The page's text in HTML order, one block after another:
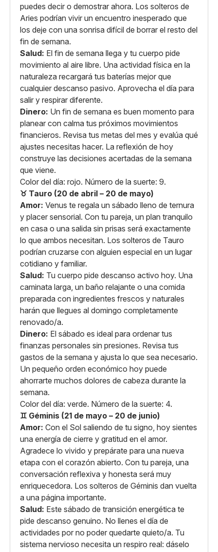
puedes decir o demostrar ahora. Los solteros de
Aries podrían vivir un encuentro inesperado que
los deje con una sonrisa difícil de borrar el resto del
fin de semana.
Salud: El fin de semana llega y tu cuerpo pide
movimiento al aire libre. Una actividad física en la
naturaleza recargará tus baterías mejor que
cualquier descanso pasivo. Aprovecha el día para
salir y respirar diferente.
Dinero: Un fin de semana es buen momento para
planear con calma tus próximos movimientos
financieros. Revisa tus metas del mes y evalúa qué
ajustes necesitas hacer. La reflexión de hoy
construye las decisiones acertadas de la semana
que viene.
Color del día: rojo. Número de la suerte: 9.
♉ Tauro (20 de abril – 20 de mayo)
Amor: Venus te regala un sábado lleno de ternura
y placer sensorial. Con tu pareja, un plan tranquilo
en casa o una salida sin prisas será exactamente
lo que ambos necesitan. Los solteros de Tauro
podrían cruzarse con alguien especial en un lugar
cotidiano y familiar.
Salud: Tu cuerpo pide descanso activo hoy. Una
caminata larga, un baño relajante o una comida
preparada con ingredientes frescos y naturales
harán que llegues al domingo completamente
renovado/a.
Dinero: El sábado es ideal para ordenar tus
finanzas personales sin presiones. Revisa tus
gastos de la semana y ajusta lo que sea necesario.
Un pequeño orden económico hoy puede
ahorrarte muchos dolores de cabeza durante la
semana.
Color del día: verde. Número de la suerte: 4.
♊ Géminis (21 de mayo – 20 de junio)
Amor: Con el Sol saliendo de tu signo, hoy sientes
una energía de cierre y gratitud en el amor.
Agradece lo vivido y prepárate para una nueva
etapa con el corazón abierto. Con tu pareja, una
conversación reflexiva y honesta será muy
enriquecedora. Los solteros de Géminis dan vuelta
a una página importante.
Salud: Este sábado de transición energética te
pide descanso genuino. No llenes el día de
actividades por no poder quedarte quieto/a. Tu
sistema nervioso necesita un respiro real: dáselo